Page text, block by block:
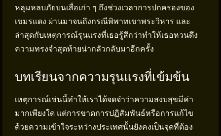
หลุมหลบภัยบนเสื่อเก่า ๆ ถึงช่วงเวลาการปกครองของ
เขมรแดง ผ่านมาจนถึงกรณีพิพาทเขาพระวิหาร และ
ล่าสุดกับเหตุการณ์รุนแรงที่เธอรู้สึกว่าทำให้เธอหวนดึง
ความทรงจำสุดท้ายน่ากลัวกลับมาอีกครั้ง
บทเรียนจากความรุนแรงที่เข้มข้น
เหตุการณ์เช่นนี้ทำให้เราได้จดจำว่าความสงบสุขมีค่า
มากเพียงใด แต่การขาดการปฏิสัมพันธ์หรือการแก้ไข
ด้วยความเข้าใจระหว่างประเทศนั้นยังคงเป็นจุดที่ต้อง